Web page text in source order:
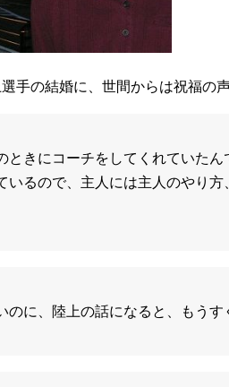
手の結婚に、世間からは祝福の
ときにコーチをしてくれていた
いるので、主人には主人のやり
のに、陸上の話になると、もうす